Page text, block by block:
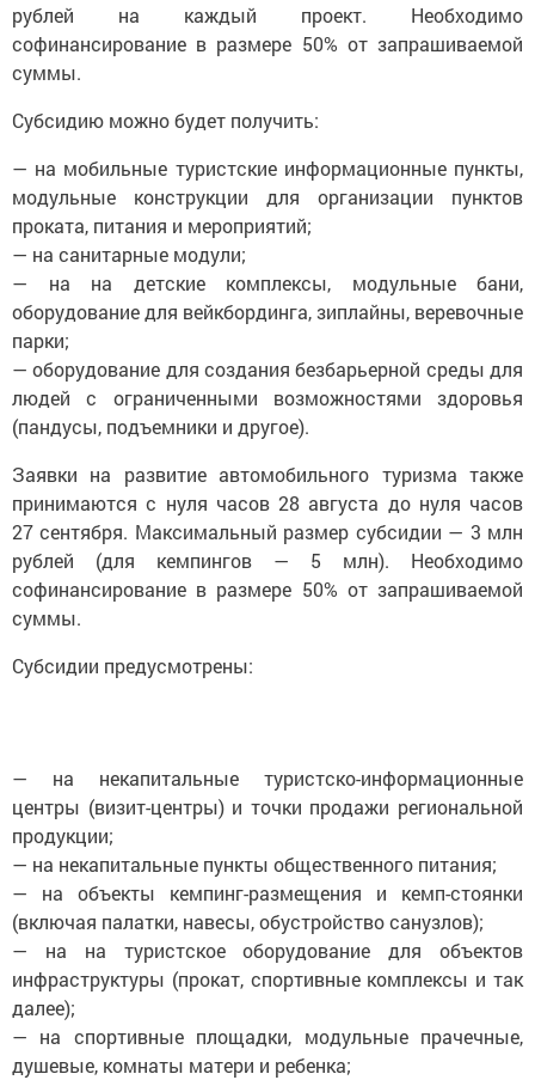
рублей на каждый проект. Необходимо
софинансирование в размере 50% от запрашиваемой
суммы.
Субсидию можно будет получить:
— на мобильные туристские информационные пункты,
модульные конструкции для организации пунктов
проката, питания и мероприятий;
— на санитарные модули;
— на на детские комплексы, модульные бани,
оборудование для вейкбординга, зиплайны, веревочные
парки;
— оборудование для создания безбарьерной среды для
людей с ограниченными возможностями здоровья
(пандусы, подъемники и другое).
Заявки на развитие автомобильного туризма также
принимаются с нуля часов 28 августа до нуля часов
27 сентября. Максимальный размер субсидии — 3 млн
рублей (для кемпингов — 5 млн). Необходимо
софинансирование в размере 50% от запрашиваемой
суммы.
Субсидии предусмотрены:
— на некапитальные туристско-информационные
центры (визит-центры) и точки продажи региональной
продукции;
— на некапитальные пункты общественного питания;
— на объекты кемпинг-размещения и кемп-стоянки
(включая палатки, навесы, обустройство санузлов);
— на на туристское оборудование для объектов
инфраструктуры (прокат, спортивные комплексы и так
далее);
— на спортивные площадки, модульные прачечные,
душевые, комнаты матери и ребенка;